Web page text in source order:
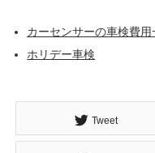
カーセンサーの車検費用
ホリデー車検
Tweet